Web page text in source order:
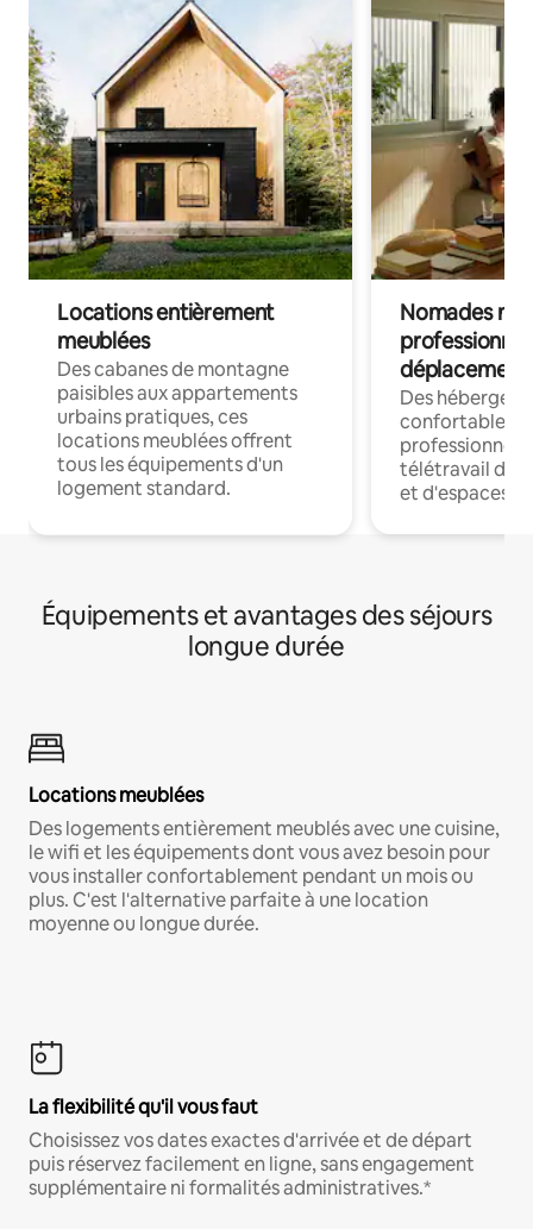
Locations entièrement
meublées
Des cabanes de montagne
paisibles aux appartements
urbains pratiques, ces
locations meublées offrent
tous les équipements d'un
logement standard.
Nomades
déplacement
Des
confortables
professionnels
télétravail
et d'espaces
Équipements et avantages des séjours
longue durée
Locations meublées
Des logements entièrement meublés avec une cuisine,
le wifi et les équipements dont vous avez besoin pour
vous installer confortablement pendant un mois ou
plus. C'est l'alternative parfaite à une location
moyenne ou longue durée.
La flexibilité qu'il vous faut
Choisissez vos dates exactes d'arrivée et de départ
puis réservez facilement en ligne, sans engagement
supplémentaire ni formalités administratives.*